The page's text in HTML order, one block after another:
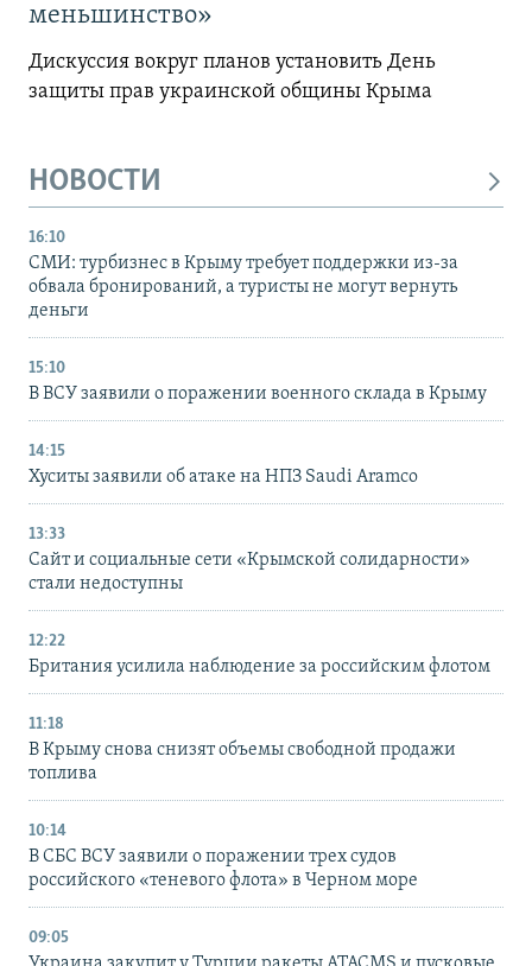
меньшинство»
Дискуссия вокруг планов установить День
защиты прав украинской общины Крыма
НОВОСТИ
16:10
СМИ: турбизнес в Крыму требует поддержки из-за
обвала бронирований, а туристы не могут вернуть
деньги
15:10
В ВСУ заявили о поражении военного склада в Крыму
14:15
Хуситы заявили об атаке на НПЗ Saudi Aramco
13:33
Сайт и социальные сети «Крымской солидарности»
стали недоступны
12:22
Британия усилила наблюдение за российским флотом
11:18
В Крыму снова снизят объемы свободной продажи
топлива
10:14
В СБС ВСУ заявили о поражении трех судов
российского «теневого флота» в Черном море
09:05